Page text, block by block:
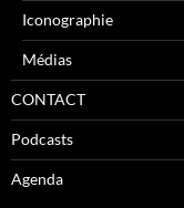
Iconographie
Médias
CONTACT
Podcasts
Agenda